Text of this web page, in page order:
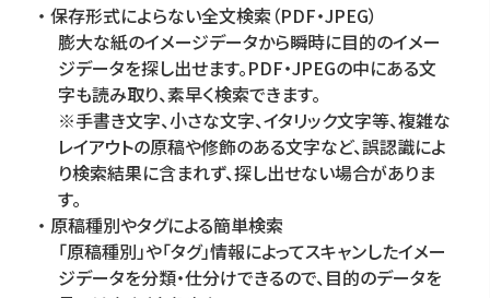
保存形式によらない全文検索（PDF・JPEG）
膨大な紙のイメージデータから瞬時に目的のイメー
ジデータを探し出せます。PDF・JPEGの中にある文
字も読み取り、素早く検索できます。
※手書き文字、小さな文字、イタリック文字等、複雑な
レイアウトの原稿や修飾のある文字など、誤認識によ
り検索結果に含まれず、探し出せない場合がありま
す。
原稿種別やタグによる簡単検索
「原稿種別」や「タグ」情報によってスキャンしたイメー
ジデータを分類・仕分けできるので、目的のデータを